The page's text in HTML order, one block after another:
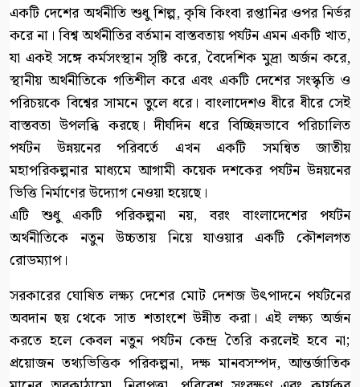
একটি দেশের অর্থনীতি শুধু শিল্প, কৃষি কিংবা রপ্তানির ওপর নির্ভর
করে না। বিশ্ব অর্থনীতির বর্তমান বাস্তবতায় পর্যটন এমন একটি খাত,
যা একই সঙ্গে কর্মসংস্থান সৃষ্টি করে, বৈদেশিক মুদ্রা অর্জন করে,
স্থানীয় অর্থনীতিকে গতিশীল করে এবং একটি দেশের সংস্কৃতি ও
পরিচয়কে বিশ্বের সামনে তুলে ধরে। বাংলাদেশও ধীরে ধীরে সেই
বাস্তবতা উপলব্ধি করছে। দীর্ঘদিন ধরে বিচ্ছিন্নভাবে পরিচালিত
পর্যটন উন্নয়নের পরিবর্তে এখন একটি সমন্বিত জাতীয়
মহাপরিকল্পনার মাধ্যমে আগামী কয়েক দশকের পর্যটন উন্নয়নের
ভিত্তি নির্মাণের উদ্যোগ নেওয়া হয়েছে।
এটি শুধু একটি পরিকল্পনা নয়, বরং বাংলাদেশের পর্যটন
অর্থনীতিকে নতুন উচ্চতায় নিয়ে যাওয়ার একটি কৌশলগত
রোডম্যাপ।
সরকারের ঘোষিত লক্ষ্য দেশের মোট দেশজ উৎপাদনে পর্যটনের
অবদান ছয় থেকে সাত শতাংশে উন্নীত করা। এই লক্ষ্য অর্জন
করতে হলে কেবল নতুন পর্যটন কেন্দ্র তৈরি করলেই হবে না;
প্রয়োজন তথ্যভিত্তিক পরিকল্পনা, দক্ষ মানবসম্পদ, আন্তর্জাতিক